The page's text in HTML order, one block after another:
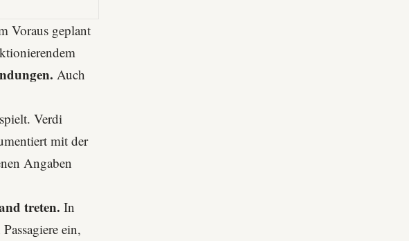
Voraus geplant
Auch
Verdi
mit der
Angaben
treten. In
ein,